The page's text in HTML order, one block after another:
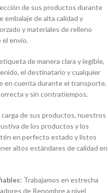
de sus productos durante
embalaje de alta calidad y
y materiales de relleno
el envío.
de manera clara y legible,
el destinatario y cualquier
en cuenta durante el transporte.
y sin contratiempos.
de sus productos, nuestros
de los productos y los
en perfecto estado y listos
altos estándares de calidad en
Trabajamos en estrecha
de Renombre a nivel